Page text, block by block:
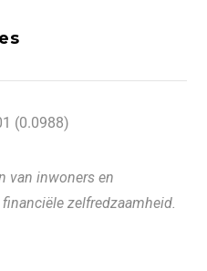
(0.0988)
van inwoners en
zelfredzaamheid.